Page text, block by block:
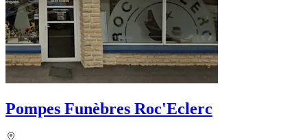
Pompes Funèbres Roc'Eclerc